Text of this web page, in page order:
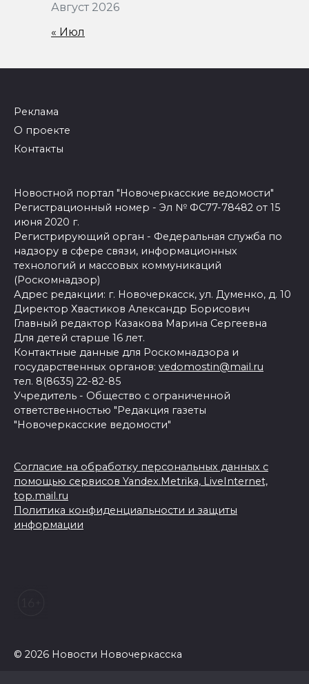
Август 2026
« Июл
Реклама
О проекте
Контакты
Новостной портал "Новочеркасские ведомости"
Регистрационный номер - Эл № ФС77-78482 от 15
июня 2020 г.
Регистрирующий орган - Федеральная служба по
надзору в сфере связи, информационных
технологий и массовых коммуникаций
(Роскомнадзор)
Адрес редакции: г. Новочеркасск, ул. Думенко, д. 10
Директор Хвастиков Александр Борисович
Главный редактор Казакова Марина Сергеевна
Для детей старше 16 лет.
Контактные данные для Роскомнадзора и
государственных органов: vedomostin@mail.ru
тел. 8(8635) 22-82-85
Учредитель - Общество с ограниченной
ответственностью "Редакция газеты
"Новочеркасские ведомости"
Согласие на обработку персональных данных с
помощью сервисов Yandex.Metrika, LiveInternet,
top.mail.ru
Политика конфиденциальности и защиты
информации
© 2026 Новости Новочеркасска